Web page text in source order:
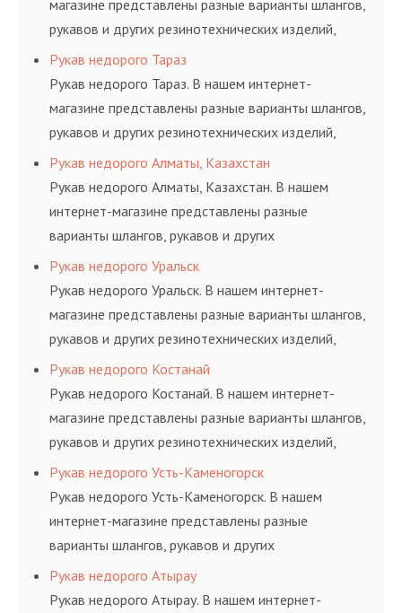
магазине представлены разные варианты шлангов,
рукавов и других резинотехнических изделий,
соответствующих ГОСТам, техническим условиям
и нормативам.
Рукав недорого Тараз
Рукав недорого Тараз. В нашем интернет-
магазине представлены разные варианты шлангов,
рукавов и других резинотехнических изделий,
соответствующих ГОСТам, техническим условиям
и нормативам.
Рукав недорого Алматы, Казахстан
Рукав недорого Алматы, Казахстан. В нашем
интернет-магазине представлены разные
варианты шлангов, рукавов и других
резинотехнических изделий, соответствующих
ГОСТам, техническим условиям и нормативам.
Рукав недорого Уральск
Рукав недорого Уральск. В нашем интернет-
магазине представлены разные варианты шлангов,
рукавов и других резинотехнических изделий,
соответствующих ГОСТам, техническим условиям
и нормативам.
Рукав недорого Костанай
Рукав недорого Костанай. В нашем интернет-
магазине представлены разные варианты шлангов,
рукавов и других резинотехнических изделий,
соответствующих ГОСТам, техническим условиям
и нормативам.
Рукав недорого Усть-Каменогорск
Рукав недорого Усть-Каменогорск. В нашем
интернет-магазине представлены разные
варианты шлангов, рукавов и других
резинотехнических изделий, соответствующих
ГОСТам, техническим условиям и нормативам.
Рукав недорого Атырау
Рукав недорого Атырау. В нашем интернет-